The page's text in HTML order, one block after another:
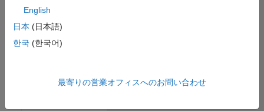
望
地
域
English
日本 (日本語)
한국 (한국어)
最寄りの営業オフィスへのお問い合わせ